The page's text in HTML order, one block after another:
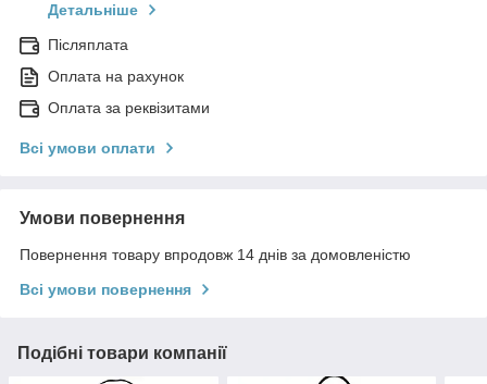
Детальніше
Післяплата
Оплата на рахунок
Оплата за реквізитами
Всі умови оплати
Умови повернення
Повернення товару впродовж 14 днів за домовленістю
Всі умови повернення
Подібні товари компанії